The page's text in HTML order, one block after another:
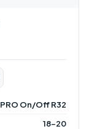
PRO On/Off R32
18-20